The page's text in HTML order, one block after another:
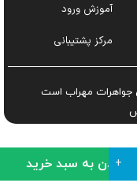
آموزش ورود
مرکز پشتیبانی
جواهرات مهراب است
افزودن به سبد خرید